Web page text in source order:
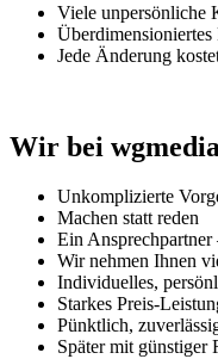
Viele unpersönliche
Überdimensioniertes
Jede Änderung
Wir bei wgmedia
Unkomplizierte
Machen statt reden
Ein
Wir nehmen Ihnen
Individuelles,
Starkes Preis-
Pünktlich,
Später mit günstiger